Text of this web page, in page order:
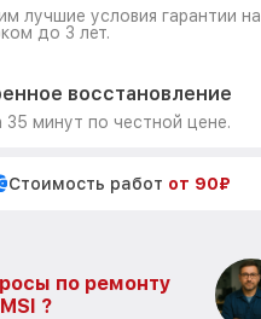
лучшие условия гарантии на
до 3 лет.
восстановление
35 минут по честной цене.
Стоимость работ от 90₽
по ремонту
?